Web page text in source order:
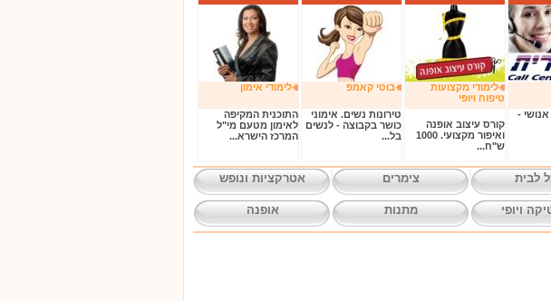
-
לימודי מקצועות
טיפוח ויופי
קורס עיצוב אופנה
ואיפור מקצועי. 1000
ש"ח...
בוטי קאמפ
טירונות נשים. אימוני
כושר בקבוצה - לנשים
בל...
לימודי אימון
התוכנית המקיפה
לאימון מטעם מי"ל
המרכז הישרא...
לבית צימרים אטרקציות ונופש
ויופי מתנות אופנה